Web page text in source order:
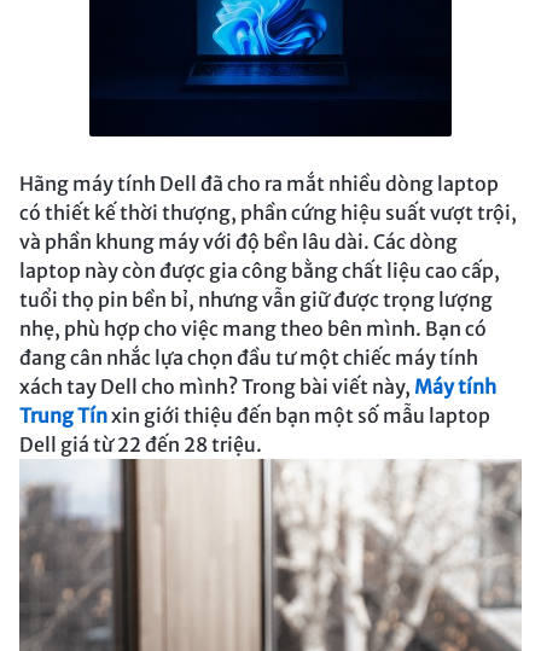
Hãng máy tính Dell đã cho ra mắt nhiều dòng laptop
có thiết kế thời thượng, phần cứng hiệu suất vượt trội,
và phần khung máy với độ bền lâu dài. Các dòng
laptop này còn được gia công bằng chất liệu cao cấp,
tuổi thọ pin bền bỉ, nhưng vẫn giữ được trọng lượng
nhẹ, phù hợp cho việc mang theo bên mình. Bạn có
đang cân nhắc lựa chọn đầu tư một chiếc máy tính
xách tay Dell cho mình? Trong bài viết này, Máy tính
Trung Tínxin giới thiệu đến bạn một số mẫu laptop
Dell giá từ 22 đến 28 triệu.